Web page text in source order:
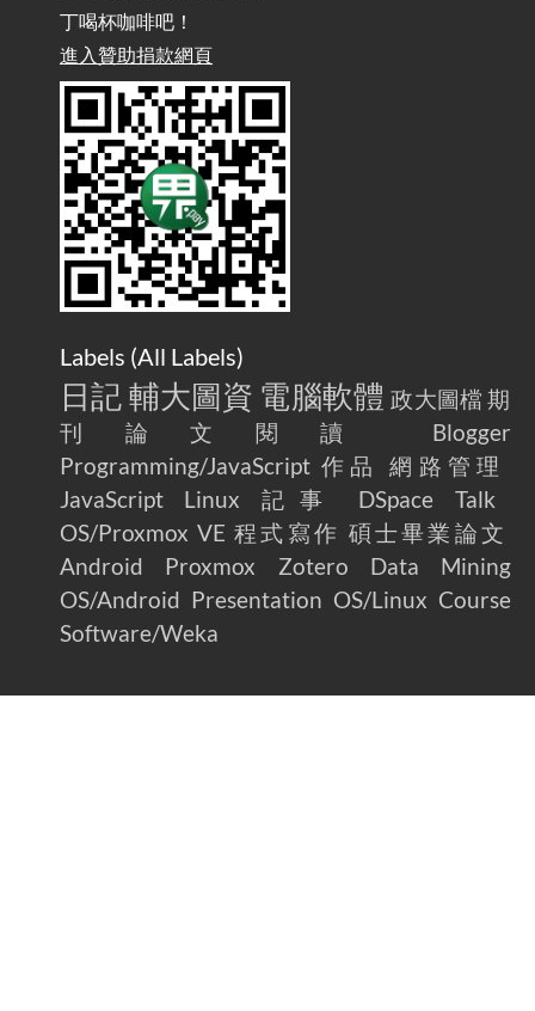
雜談：生活小技巧之用魔鬼氈避免機車鑰匙脫落吧
/ Talk: Use Velcro to Prevent Your Motorcycle Key From Falling
AdGuard Home不只是拿來擋廣告/ AdGuard
Home Is More Than Just an Ad Blocker
丁喝杯咖啡吧！
進入贊助捐款網頁
Labels (All Labels)
日記 輔大圖資 電腦軟體 政大圖檔 期
刊論文閱讀
Blogger
Programming/JavaScript 作品
網路管理
JavaScript
Linux 記事 DSpace
Talk
OS/Proxmox VE 程式寫作 碩士畢業論文
Android
Proxmox Zotero
Data Mining
OS/Android Presentation OS/Linux Course
Software/Weka